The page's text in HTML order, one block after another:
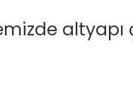
altyapı